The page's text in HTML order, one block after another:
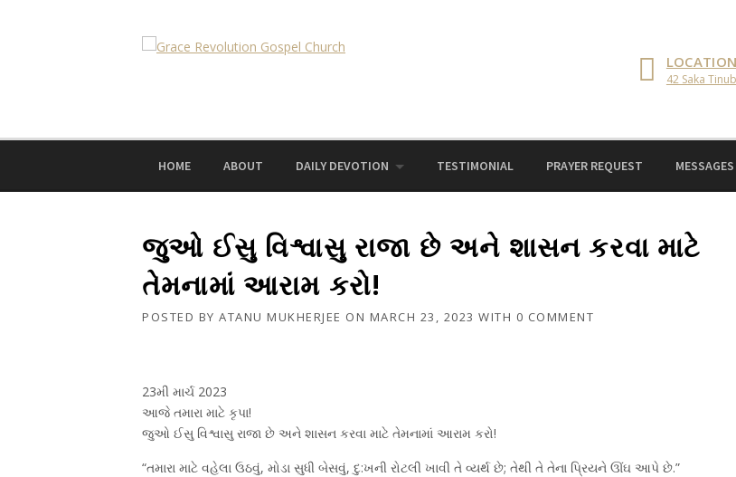
42 Saka
HOME ABOUT DAILY DEVOTION TESTIMONIAL PRAYER REQUEST MESSAGES
જુઓ ઈસુ વિશ્વાસુ રાજા છે અને શાસન કરવા માટે
તેમનામાં આરામ કરો!
POSTED BY ATANU MUKHERJEE ON MARCH 23, 2023 WITH 0 COMMENT
23મી માર્ચ 2023
આજે તમારા માટે કૃપા!
જુઓ ઈસુ વિશ્વાસુ રાજા છે અને શાસન કરવા માટે તેમનામાં આરામ કરો!
“તમારા માટે વહેલા ઉઠવું, મોડા સુધી બેસવું, દુ:ખની રોટલી ખાવી તે વ્યર્થ છે; તેથી તે તેના પ્રિયને ઊંઘ આપે છે.”